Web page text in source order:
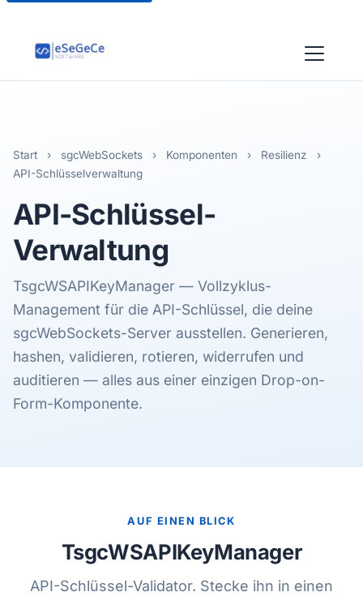
Start › sgcWebSockets › Komponenten › Resilienz
›
API-Schlüsselverwaltung
API-Schlüssel-
Verwaltung
TsgcWSAPIKeyManager — Vollzyklus-
Management für die API-Schlüssel, die deine
sgcWebSockets-Server ausstellen. Generieren,
hashen, validieren, rotieren, widerrufen und
auditieren — alles aus einer einzigen Drop-on-
Form-Komponente.
AUF EINEN BLICK
TsgcWSAPIKeyManager
API-Schlüssel-Validator. Stecke ihn in einen